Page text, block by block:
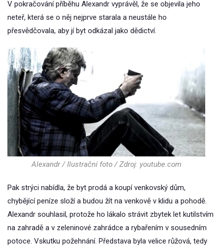
V pokračování příběhu Alexandr vyprávěl, že se objevila jeho
neteř, která se o něj nejprve starala a neustále ho
přesvědčovala, aby jí byt odkázal jako dědictví.
Alexandr / Ilustrační foto / Zdroj: youtube.com
Pak strýci nabídla, že byt prodá a koupí venkovský dům,
chybějící peníze složí a budou žít na venkově v klidu a pohodě.
Alexandr souhlasil, protože ho lákalo strávit zbytek let kutilstvím
na zahradě a v zeleninové zahrádce a rybařením v sousedním
potoce. Vskutku požehnání. Představa byla velice růžová, tedy